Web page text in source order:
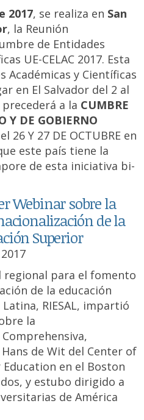
2017, se realiza en San
, la Reunión
de Entidades
UE-CELAC 2017. Esta
Académicas y Científicas
en El Salvador del 2 al
a la CUMBRE
Y DE GOBIERNO
26 Y 27 DE OCTUBRE en
este país tiene la
de esta iniciativa bi-
Webinar sobre la
de la
Superior
regional para el fomento
de la educación
RIESAL, impartió
la
de Wit del Center of
en el Boston
y estubo dirigido a
de América